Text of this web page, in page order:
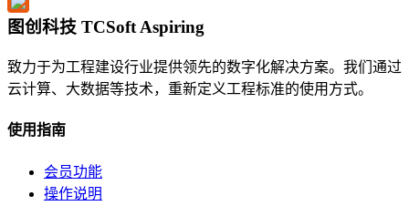
图创科技 TCSoft Aspiring
致力于为工程建设行业提供领先的数字化解决方案。我们通过
云计算、大数据等技术，重新定义工程标准的使用方式。
使用指南
会员功能
操作说明